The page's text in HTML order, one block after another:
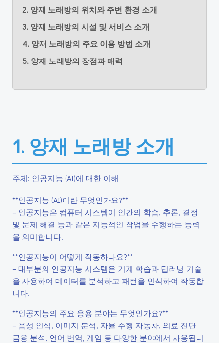
2. 양재 노래방의 위치와 주변 환경 소개
3. 양재 노래방의 시설 및 서비스 소개
4. 양재 노래방의 주요 이용 방법 소개
5. 양재 노래방의 장점과 매력
1. 양재 노래방 소개
주제: 인공지능 (AI)에 대한 이해
**인공지능 (AI)이란 무엇인가요?**
– 인공지능은 컴퓨터 시스템이 인간의 학습, 추론, 결정
및 문제 해결 등과 같은 지능적인 작업을 수행하는 능력
을 의미합니다.
**인공지능이 어떻게 작동하나요?**
– 대부분의 인공지능 시스템은 기계 학습과 딥러닝 기술
을 사용하여 데이터를 분석하고 패턴을 인식하여 작동합
니다.
**인공지능의 주요 응용 분야는 무엇인가요?**
– 음성 인식, 이미지 분석, 자율 주행 자동차, 의료 진단,
금융 분석, 언어 번역, 게임 등 다양한 분야에서 사용됩니